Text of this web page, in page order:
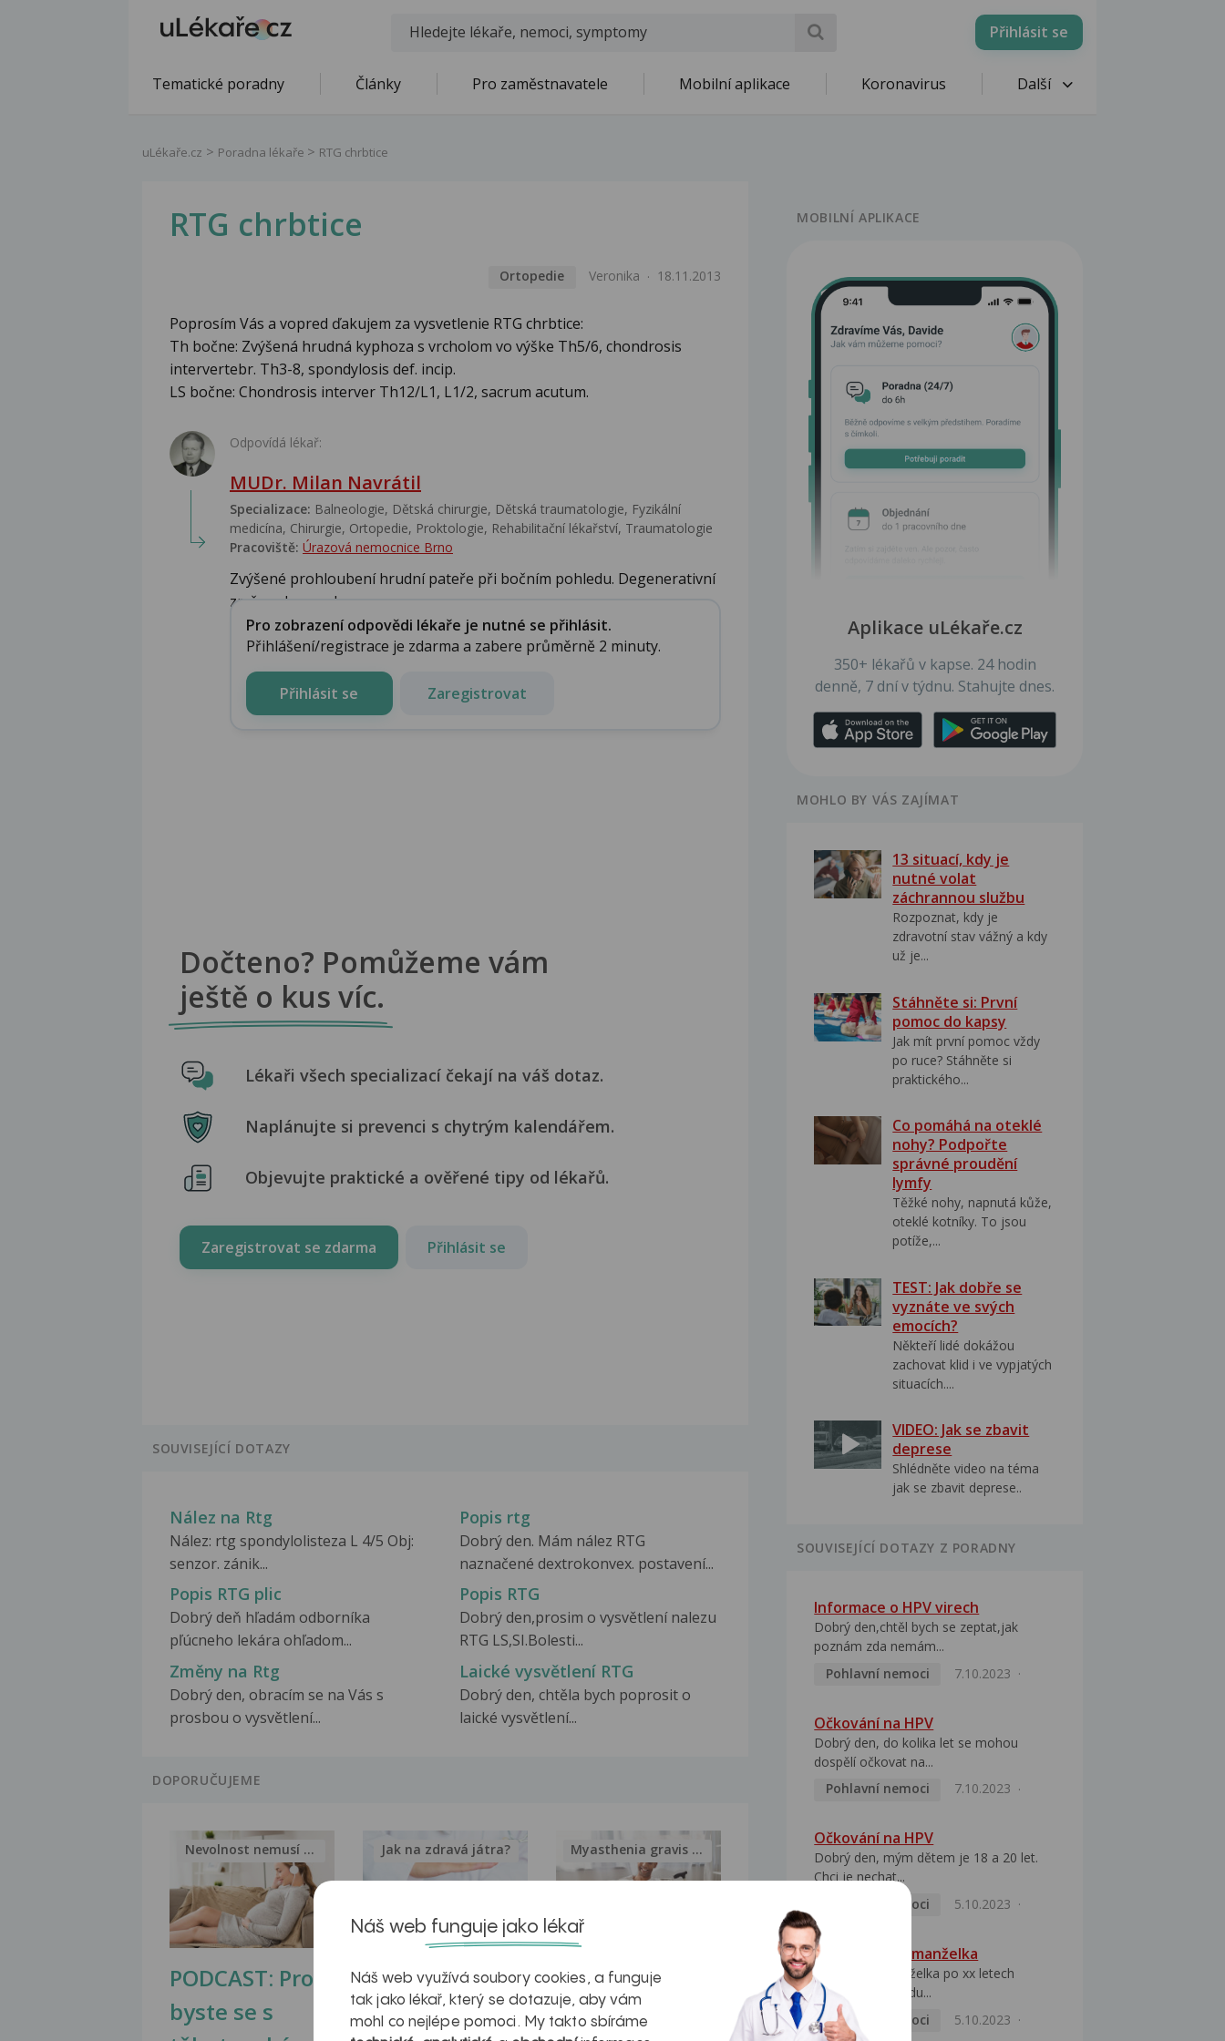
Přihlásit se
Tematické poradny Články Pro zaměstnavatele Mobilní aplikace Koronavirus Další
uLékaře.cz Poradna lékaře RTG chrbtice
RTG chrbtice
Ortopedie Veronika 18.11.2013
Poprosím Vás a vopred ďakujem za vysvetlenie RTG chrbtice:
Th bočne: Zvýšená hrudná kyphoza s vrcholom vo výške Th5/6, chondrosis
intervertebr. Th3-8, spondylosis def. incip.
LS bočne: Chondrosis interver Th12/L1, L1/2, sacrum acutum.
Odpovídá lékař:
MUDr. Milan Navrátil
Specializace: Balneologie, Dětská chirurgie, Dětská traumatologie, Fyzikální
medicína, Chirurgie, Ortopedie, Proktologie, Rehabilitační lékařství‎, Traumatologie
Pracoviště: Úrazová nemocnice Brno
Zvýšené prohloubení hrudní pateře při bočním pohledu. Degenerativní
změny chrupavky v po...
Pro zobrazení odpovědi lékaře je nutné se přihlásit.
Přihlášení/registrace je zdarma a zabere průměrně 2 minuty.
Přihlásit se Zaregistrovat
Dočteno? Pomůžeme vám
ještě o kus víc.
Lékaři všech specializací čekají na váš dotaz.
Naplánujte si prevenci s chytrým kalendářem.
Objevujte praktické a ověřené tipy od lékařů.
Zaregistrovat se zdarma Přihlásit se
SOUVISEJÍCÍ DOTAZY
Nález na Rtg
Nález: rtg spondylolisteza L 4/5 Obj:
senzor. zánik...
Popis rtg
Dobrý den. Mám nález RTG
naznačené dextrokonvex. postavení...
Popis RTG plic
Dobrý deň hľadám odborníka
pľúcneho lekára ohľadom...
Popis RTG
Dobrý den,prosim o vysvětlení nalezu
RTG LS,SI.Bolesti...
Změny na Rtg
Dobrý den, obracím se na Vás s
prosbou o vysvětlení...
Laické vysvětlení RTG
Dobrý den, chtěla bych poprosit o
laické vysvětlení...
DOPORUČUJEME
PODCAST: Proč
byste se s
Nevolnost nemusí být nutnou...
Ztukovatění
jater v datech a
Jak na zdravá játra?
Inovativní
léčba
Myasthenia gravis – vše, co...
MOBILNÍ APLIKACE
Aplikace uLékaře.cz
350+ lékařů v kapse. 24 hodin
denně, 7 dní v týdnu. Stahujte dnes.
MOHLO BY VÁS ZAJÍMAT
13 situací, kdy je
nutné volat
záchrannou službu
Rozpoznat, kdy je
zdravotní stav vážný a kdy
už je...
Stáhněte si: První
pomoc do kapsy
Jak mít první pomoc vždy
po ruce? Stáhněte si
praktického...
Co pomáhá na oteklé
nohy? Podpořte
správné proudění
lymfy
Těžké nohy, napnutá kůže,
oteklé kotníky. To jsou
potíže,...
TEST: Jak dobře se
vyznáte ve svých
emocích?
Někteří lidé dokážou
zachovat klid i ve vypjatých
situacích....
VIDEO: Jak se zbavit
deprese
Shlédněte video na téma
jak se zbavit deprese..
SOUVISEJÍCÍ DOTAZY Z PORADNY
Informace o HPV virech
Dobrý den,chtěl bych se zeptat,jak
poznám zda nemám...
Pohlavní nemoci
7.10.2023
Očkování na HPV
Dobrý den, do kolika let se mohou
dospělí očkovat na...
Pohlavní nemoci
7.10.2023
Očkování na HPV
Dobrý den, mým dětem je 18 a 20 let.
Chci je nechat...
Pohlavní nemoci
5.10.2023
HPV pozitivní manželka
Dobrý den, manželka po xx letech
přivezla z Východu...
Pohlavní nemoci
5.10.2023
Náš web funguje jako lékař
Náš web využívá soubory cookies, a funguje
tak jako lékař, který se dotazuje, aby vám
mohl co nejlépe pomoci. My takto sbíráme